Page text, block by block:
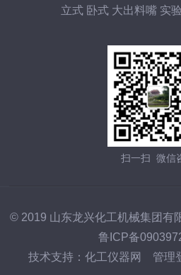
立式 卧式 大出料嘴 实
扫一扫 微信
© 2019 山东龙兴化工机械集团有
鲁ICP备
技术支持：化工仪器网 管理